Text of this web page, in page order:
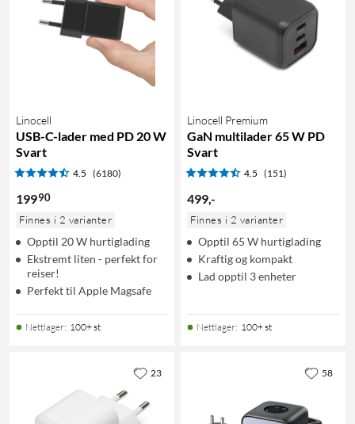
Linocell
USB-C-lader med PD 20 W
Svart
4.5 (6180)
19990
Finnes i 2 varianter
Opptil 20 W hurtiglading
Ekstremt liten - perfekt for
reiser!
Perfekt til Apple Magsafe
Nettlager: 100+ st
Linocell Premium
GaN multilader 65 W PD
Svart
4.5 (151)
499,-
Finnes i 2 varianter
Opptil 65 W hurtiglading
Kraftig og kompakt
Lad opptil 3 enheter
Nettlager: 100+ st
23 58